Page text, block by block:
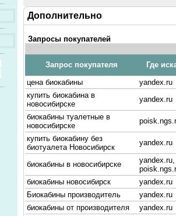
Дополнительно
Запросы покупателей
Запрос покупателя Где
цена биокабины
yandex.ru
купить биокабина в
новосибирске
yandex.ru
биокабины туалетные в
новосибирске
купить биокабину без
биотуалета Новосибирск
yandex.ru
биокабины в новосибирске
yandex.ru,
биокабины новосибирск
yandex.ru
Биокабины производитель
yandex.ru
биокабины от производителя
yandex.ru